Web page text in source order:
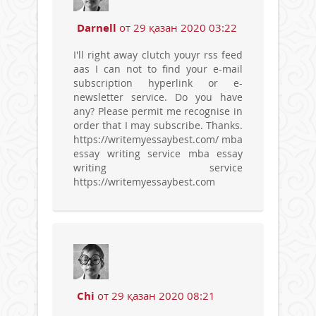
Darnell от 29 қазан 2020 03:22
I'll right away clutch youyr rss feed
aas I can not to find your e-mail
subscription hyperlink or e-
newsletter service. Do you have
any? Please permit me recognise in
order that I may subscribe. Thanks.
https://writemyessaybest.com/ mba
essay writing service mba essay
writing service
https://writemyessaybest.com
Chi от 29 қазан 2020 08:21